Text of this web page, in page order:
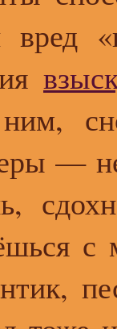
вред
—
с